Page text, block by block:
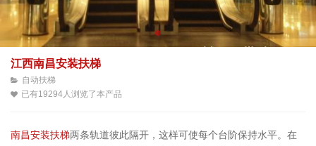
江西南昌安装扶梯
自动扶梯
已有19294人浏览了本产品
南昌安装扶梯两条轨道彼此隔开，这样可使每个台阶保持水平。在